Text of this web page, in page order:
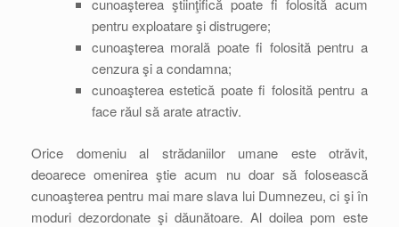
cunoaşterea ştiinţifică poate fi folosită acum
pentru exploatare şi distrugere;
cunoaşterea morală poate fi folosită pentru a
cenzura şi a condamna;
cunoaşterea estetică poate fi folosită pentru a
face răul să arate atractiv.
Orice domeniu al strădaniilor umane este otrăvit,
deoarece omenirea ştie acum nu doar să folosească
cunoaşterea pentru mai mare slava lui Dumnezeu, ci şi în
moduri dezordonate şi dăunătoare. Al doilea pom este